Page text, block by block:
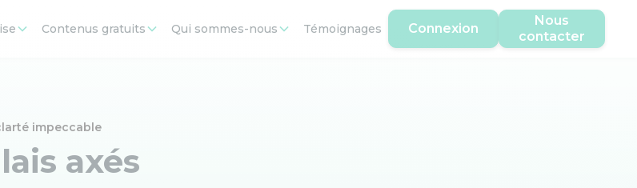
Contenus gratuits Qui sommes-nous Témoignages Connexion
Nous
contacter
impeccable
axés